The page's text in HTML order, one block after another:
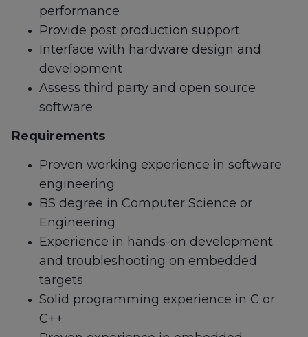
performance
Provide post production support
Interface with hardware design and
development
Assess third party and open source
software
Requirements
Proven working experience in software
engineering
BS degree in Computer Science or
Engineering
Experience in hands-on development
and troubleshooting on embedded
targets
Solid programming experience in C or
C++